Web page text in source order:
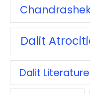
Dalit
Dalit Literature